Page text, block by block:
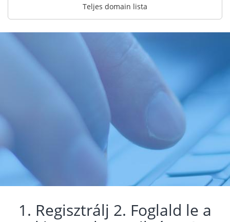
Teljes domain lista
1. Regisztrálj 2. Foglald le a